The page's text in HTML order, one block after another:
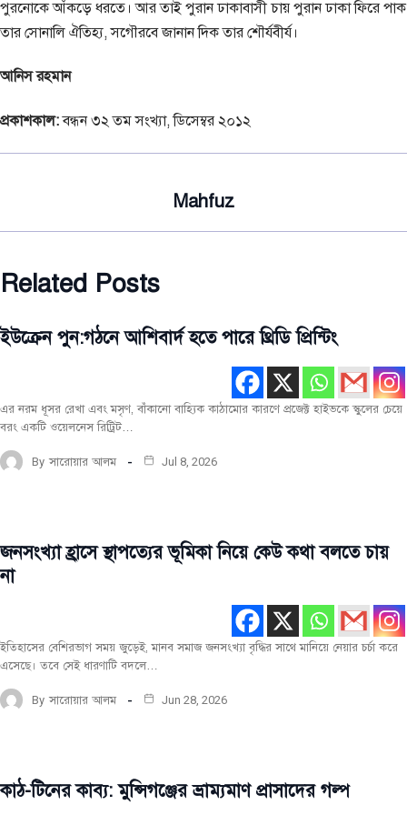
পুরনোকে আঁকড়ে ধরতে। আর তাই পুরান ঢাকাবাসী চায় পুরান ঢাকা ফিরে পাক
তার সোনালি ঐতিহ্য, সগৌরবে জানান দিক তার শৌর্যবীর্য।
আনিস রহমান
প্রকাশকাল:বন্ধন ৩২ তম সংখ্যা, ডিসেম্বর ২০১২
Mahfuz
Related Posts
বিশেষ
ইউক্রেন পুন:গঠনে আশিবার্দ হতে পারে থ্রিডি প্রিন্টিং
এর নরম ধূসর রেখা এবং মসৃণ, বাঁকানো বাহ্যিক কাঠামোর কারণে প্রজেক্ট হাইভকে স্কুলের চেয়ে
বরং একটি ওয়েলনেস রিট্রিট…
By সারোয়ার আলম Jul 8, 2026
বিশেষ
জনসংখ্যা হ্রাসে স্থাপত্যের ভূমিকা নিয়ে কেউ কথা বলতে চায়
না
ইতিহাসের বেশিরভাগ সময় জুড়েই, মানব সমাজ জনসংখ্যা বৃদ্ধির সাথে মানিয়ে নেয়ার চর্চা করে
এসেছে। তবে সেই ধারণাটি বদলে…
By সারোয়ার আলম Jun 28, 2026
টপ-
কাঠ-টিনের কাব্য: মুন্সিগঞ্জের ভ্রাম্যমাণ প্রাসাদের গল্প